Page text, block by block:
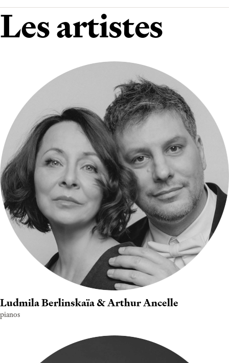
Les artistes
Ludmila Berlinskaïa & Arthur Ancelle
pianos